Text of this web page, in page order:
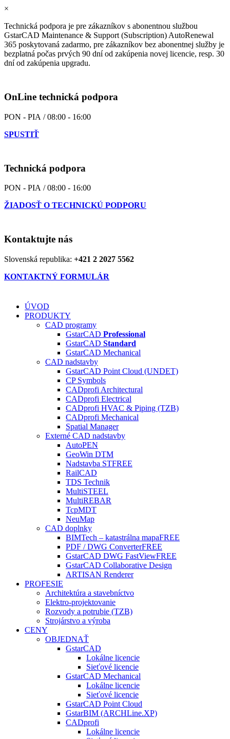
×
Technická podpora je pre zákazníkov s abonentnou službou
GstarCAD Maintenance & Support (Subscription) AutoRenewal
365 poskytovaná zadarmo, pre zákazníkov bez abonentnej služby je
bezplatná počas prvých 90 dní od zakúpenia novej licencie, resp. 30
dní od zakúpenia upgradu.
OnLine technická podpora
PON - PIA / 08:00 - 16:00
SPUSTIŤ
Technická podpora
PON - PIA / 08:00 - 16:00
ŽIADOSŤ O TECHNICKÚ PODPORU
Kontaktujte nás
Slovenská republika: +421 2 2027 5562
KONTAKTNÝ FORMULÁR
ÚVOD
PRODUKTY
CAD programy
GstarCAD Professional
GstarCAD Standard
GstarCAD Mechanical
CAD nadstavby
GstarCAD Point Cloud (UNDET)
CP Symbols
CADprofi Architectural
CADprofi Electrical
CADprofi HVAC & Piping (TZB)
CADprofi Mechanical
Spatial Manager
Externé CAD nadstavby
AutoPEN
GeoWin DTM
Nadstavba STFREE
RailCAD
TDS Technik
MultiSTEEL
MultiREBAR
TcpMDT
NeuMap
CAD doplnky
BIMTech – katastrálna mapaFREE
PDF / DWG ConverterFREE
GstarCAD DWG FastViewFREE
GstarCAD Collaborative Design
ARTISAN Renderer
PROFESIE
Architektúra a stavebníctvo
Elektro-projektovanie
Rozvody a potrubie (TZB)
Strojárstvo a výroba
CENY
OBJEDNAŤ
GstarCAD
Lokálne licencie
Sieťové licencie
GstarCAD Mechanical
Lokálne licencie
Sieťové licencie
GstarCAD Point Cloud
GstarBIM (ARCHLine.XP)
CADprofi
Lokálne licencie